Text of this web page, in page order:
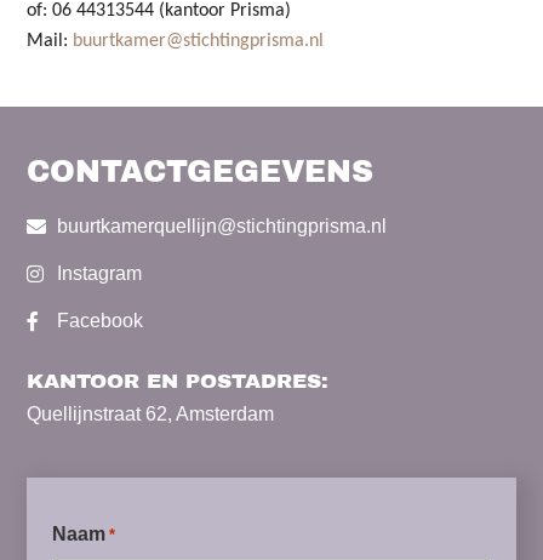
of: 06 44313544 (kantoor Prisma)
Mail: buurtkamer@stichtingprisma.nl
CONTACTGEGEVENS
buurtkamerquellijn@stichtingprisma.nl
Instagram
Facebook
KANTOOR EN POSTADRES:
Quellijnstraat 62, Amsterdam
Naam *